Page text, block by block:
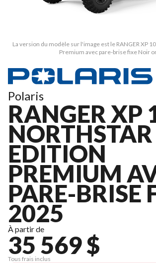
La version du modèle sur l'image est le RANGER XP
Premium avec pare-brise fixe Noir
Polaris
RANGER XP
NORTHSTAR
EDITION
PREMIUM
PARE-BRISE
2025
À partir de
35 569 $
Tous frais inclus